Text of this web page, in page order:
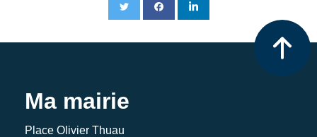
Ma mairie
Place Olivier Thuau